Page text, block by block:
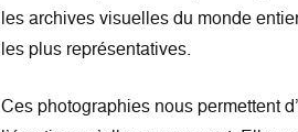
les archives visuelles du monde
les plus représentatives.
Ces photographies nous permettent